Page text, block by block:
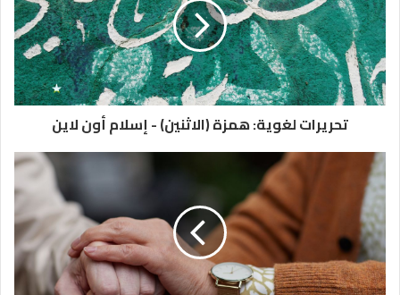
تحريرات لغوية: همزة (الاثنين) - إسلام أون لاين